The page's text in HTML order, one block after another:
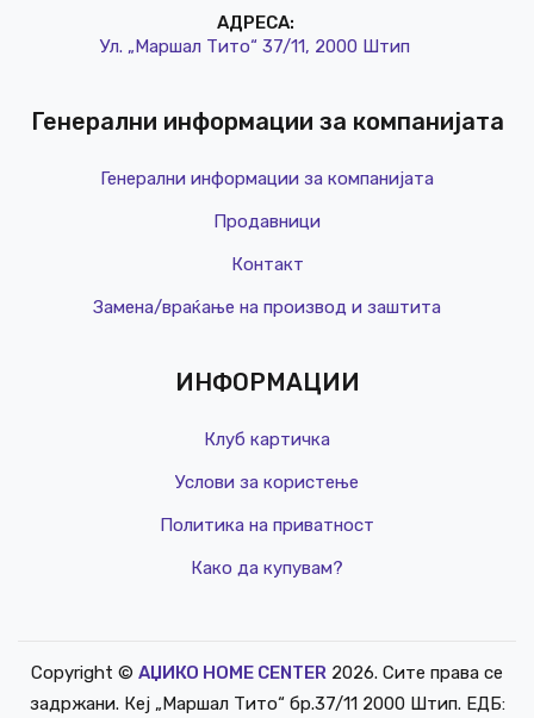
АДРЕСА:
Ул. „Маршал Тито“ 37/11, 2000 Штип
Генерални информации за компанијата
Генерални информации за компанијата
Продавници
Контакт
Замена/враќање на производ и заштита
ИНФОРМАЦИИ
Клуб картичка
Услови за користење
Политика на приватност
Како да купувам?
Copyright © АЏИКО HOME CENTER 2026. Сите права се
задржани. Кеј „Маршал Тито“ бр.37/11 2000 Штип. ЕДБ:
РЕД.